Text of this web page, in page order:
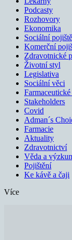
Podcasty
Rozhovory
Ekonomika
Sociální
Komerční
Zdravotnické
Životní styl
Legislativa
Sociální věci
Stakeholders
Covid
Adman´s
Farmacie
Aktuality
Zdravotnictví
Věda a
Pojištění
Ke kávě a čaji
Více